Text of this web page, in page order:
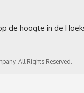
All Rights Reserved.